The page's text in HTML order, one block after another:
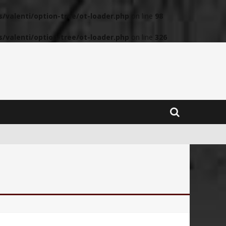
valenti/option-tree/ot-loader.php on line 98
valenti/option-tree/ot-loader.php on line 326